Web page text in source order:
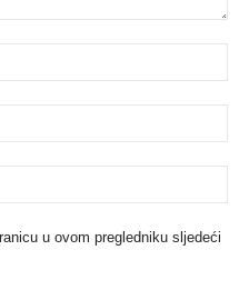
u ovom pregledniku sljedeći